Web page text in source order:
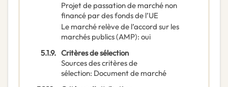
Projet de passation de marché non
financé par des fonds de l’UE
Le marché relève de l’accord sur les
marchés publics (AMP): oui
5.1.9. Critères de sélection
Sources des critères de
sélection: Document de marché